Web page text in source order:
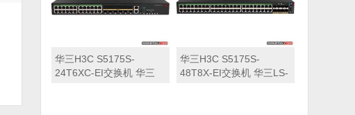
华三H3C S5175S-
24T6XC-EI交换机 华三
华三H3C S5175S-
48T8X-EI交换机 华三LS-